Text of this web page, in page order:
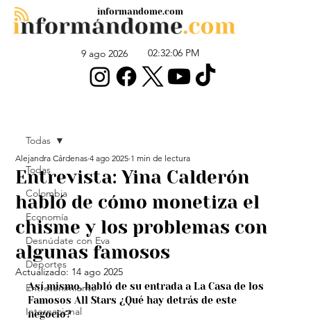
9 ago 2026 02:32:06 PM
informandome.com
Todas
Colombia
Economía
Desnúdate con Eva
Deportes
Entretenimiento
Internacional
Todas
Entrevista: Yina Calderón
habló de cómo monetiza el
chisme y los problemas con
algunas famosos
Alejandra Cárdenas 4 ago 2025 1 min de lectura
Actualizado: 14 ago 2025
Así mismo, habló de su entrada a La Casa de los
Famosos All Stars ¿Qué hay detrás de este
negocio?